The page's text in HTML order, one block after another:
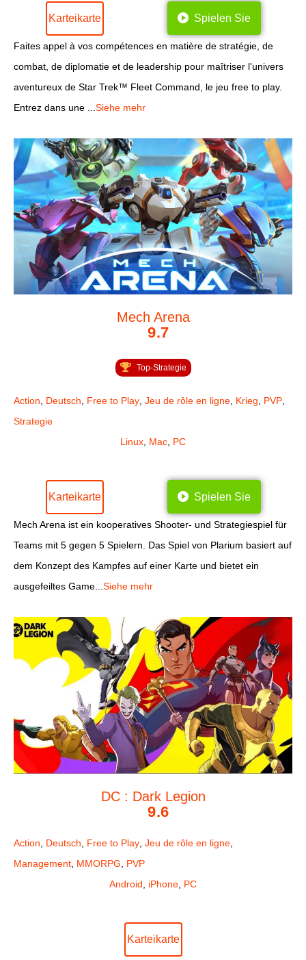
Karteikarte Spielen Sie
Faites appel à vos compétences en matière de stratégie, de
combat, de diplomatie et de leadership pour maîtriser l'univers
aventureux de Star Trek™ Fleet Command, le jeu free to play.
Entrez dans une ... Siehe mehr
Mech Arena
9.7
Top-Strategie
Action Deutsch Free to Play Jeu de rôle en ligne Krieg PVP
Strategie
Linux Mac PC
Karteikarte Spielen Sie
Mech Arena ist ein kooperatives Shooter- und Strategiespiel für
Teams mit 5 gegen 5 Spielern. Das Spiel von Plarium basiert auf
dem Konzept des Kampfes auf einer Karte und bietet ein
ausgefeiltes Game... Siehe mehr
DC : Dark Legion
9.6
Action Deutsch Free to Play Jeu de rôle en ligne
Management MMORPG
PVP
Android
iPhone PC
Karteikarte